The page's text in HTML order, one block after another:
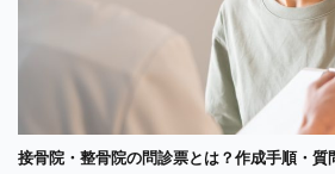
接骨院・整骨院の問診票とは？作成手順・